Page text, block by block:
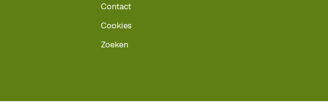
Contact
Cookies
Zoeken